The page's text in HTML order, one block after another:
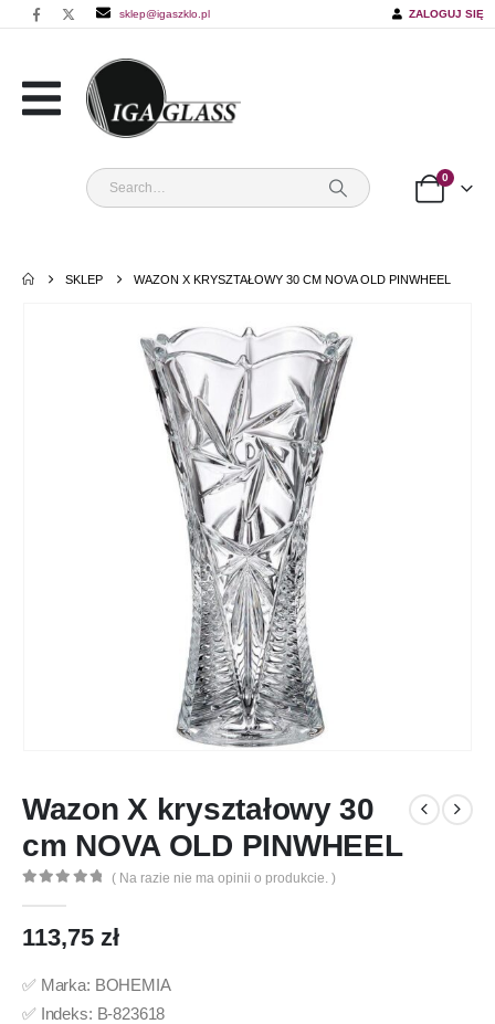
sklep@igaszklo.pl ZALOGUJ SIĘ
0
SKLEP WAZON X KRYSZTAŁOWY 30 CM NOVA OLD PINWHEEL
Wazon X kryształowy 30
cm NOVA OLD PINWHEEL
( Na razie nie ma opinii o produkcie. )
113,75 zł
✅ Marka: BOHEMIA
✅ Indeks: B-823618